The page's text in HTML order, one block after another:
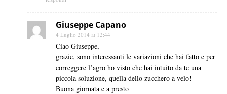
Giuseppe Capano
4 Luglio 2014 at 12:44
Ciao Giuseppe,
grazie, sono interessanti le variazioni che hai fatto e per
correggere l’agro ho visto che hai intuito da te una
piccola soluzione, quella dello zucchero a velo!
Buona giornata e a presto